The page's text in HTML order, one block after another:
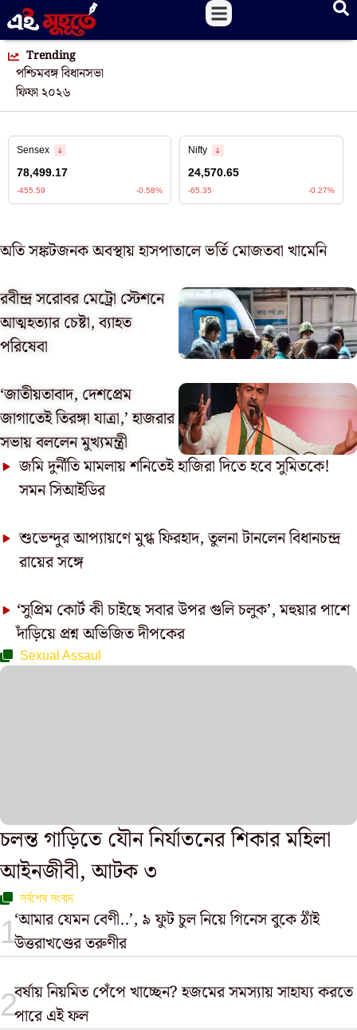
Trending
পশ্চিমবঙ্গ বিধানসভা
ফিফা ২০২৬
অতি সঙ্কটজনক অবস্থায় হাসপাতালে ভর্তি মোজতবা খামেনি
রবীন্দ্র সরোবর মেট্রো স্টেশনে
আত্মহত্যার চেষ্টা, ব্যাহত
পরিষেবা
‘জাতীয়তাবাদ, দেশপ্রেম
জাগাতেই তিরঙ্গা যাত্রা,’ হাজরার
সভায় বললেন মুখ্যমন্ত্রী
জমি দুর্নীতি মামলায় শনিতেই হাজিরা দিতে হবে সুমিতকে!
সমন সিআইডির
শুভেন্দুর আপ্যায়ণে মুগ্ধ ফিরহাদ, তুলনা টানলেন বিধানচন্দ্র
রায়ের সঙ্গে
‘সুপ্রিম কোর্ট কী চাইছে সবার উপর গুলি চলুক’, মহুয়ার পাশে
দাঁড়িয়ে প্রশ্ন অভিজিত দীপকের
Sexual Assaul
চলন্ত গাড়িতে যৌন নির্যাতনের শিকার মহিলা
আইনজীবী, আটক ৩
সর্বশেষ সংবাদ
‘আমার যেমন বেণী..’, ৯ ফুট চুল নিয়ে গিনেস বুকে ঠাঁই
উত্তরাখণ্ডের তরুণীর
বর্ষায় নিয়মিত পেঁপে খাচ্ছেন? হজমের সমস্যায় সাহায্য করতে
পারে এই ফল